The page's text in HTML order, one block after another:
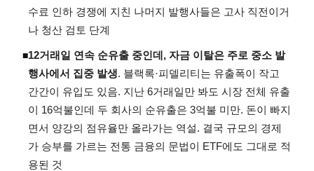
수료 인하 경쟁에 지친 나머지 발행사들은 고사 직전이거
나 청산 검토 단계
◾12거래일 연속 순유출 중인데, 자금 이탈은 주로 중소 발
행사에서 집중 발생. 블랙록·피델리티는 유출폭이 작고
간간이 유입도 있음. 지난 6거래일만 봐도 시장 전체 유출
이 16억불인데 두 회사의 순유출은 3억불 미만. 돈이 빠지
면서 양강의 점유율만 올라가는 역설. 결국 규모의 경제
가 승부를 가르는 전통 금융의 문법이 ETF에도 그대로 적
용된 것